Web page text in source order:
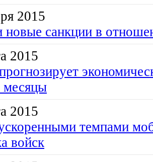
2015
санкции в
2015
2015
темпами
войск